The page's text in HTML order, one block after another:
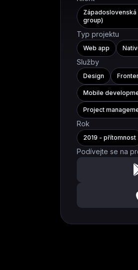
Západoslovenská
group)
Typ projektu
Web app
Služby
Design
Mobile
Project
Rok
2019 - přítomnost
Podívejte se na